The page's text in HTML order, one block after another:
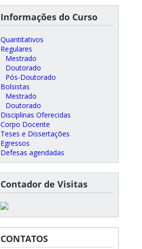
Informações do Curso
Quantitativos
Regulares
Mestrado
Doutorado
Pós-Doutorado
Bolsistas
Mestrado
Doutorado
Disciplinas Oferecidas
Corpo Docente
Teses e Dissertações
Egressos
Defesas agendadas
Contador de Visitas
CONTATOS